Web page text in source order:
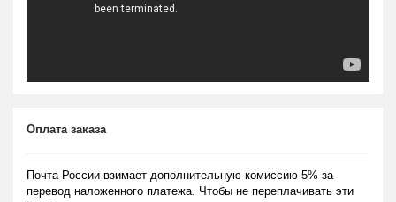
Оплата заказа
Почта России взимает дополнительную комиссию 5% за
перевод наложенного платежа. Чтобы не переплачивать эти